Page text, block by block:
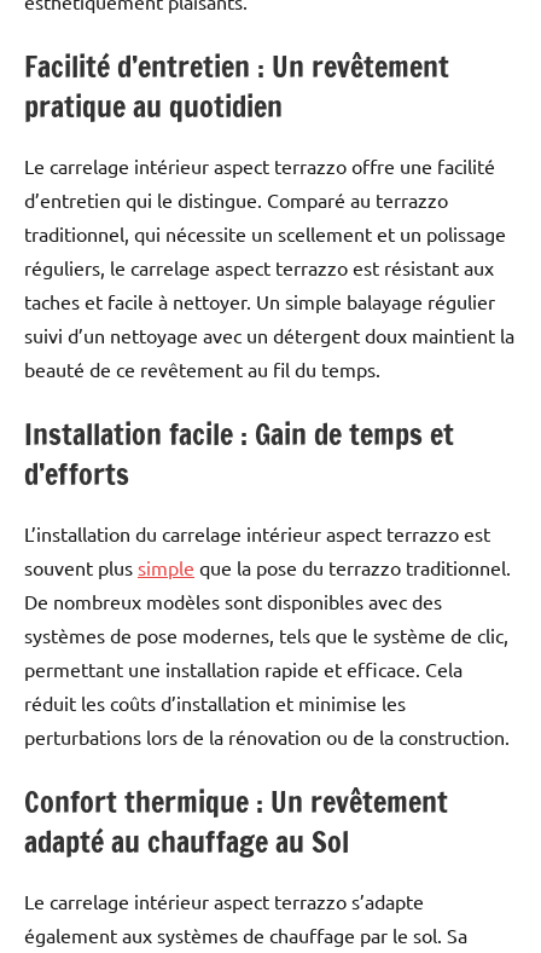
Facilité d’entretien : Un revêtement
pratique au quotidien
Le carrelage intérieur aspect terrazzo offre une facilité
d’entretien qui le distingue. Comparé au terrazzo
traditionnel, qui nécessite un scellement et un polissage
réguliers, le carrelage aspect terrazzo est résistant aux
taches et facile à nettoyer. Un simple balayage régulier
suivi d’un nettoyage avec un détergent doux maintient la
beauté de ce revêtement au fil du temps.
Installation facile : Gain de temps et
d’efforts
L’installation du carrelage intérieur aspect terrazzo est
souvent plus simple que la pose du terrazzo traditionnel.
De nombreux modèles sont disponibles avec des
systèmes de pose modernes, tels que le système de clic,
permettant une installation rapide et efficace. Cela
réduit les coûts d’installation et minimise les
perturbations lors de la rénovation ou de la construction.
Confort thermique : Un revêtement
adapté au chauffage au Sol
Le carrelage intérieur aspect terrazzo s’adapte
également aux systèmes de chauffage par le sol. Sa